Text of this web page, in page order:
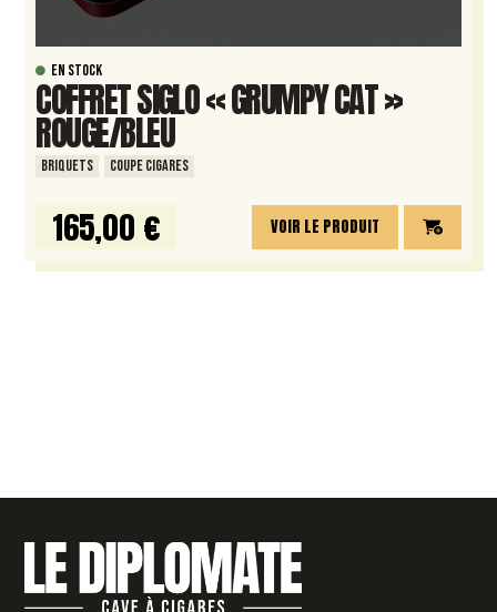
EN STOCK
COFFRET SIGLO « GRUMPY CAT »
ROUGE/BLEU
BRIQUETS COUPE CIGARES
165,00 € VOIR LE PRODUIT